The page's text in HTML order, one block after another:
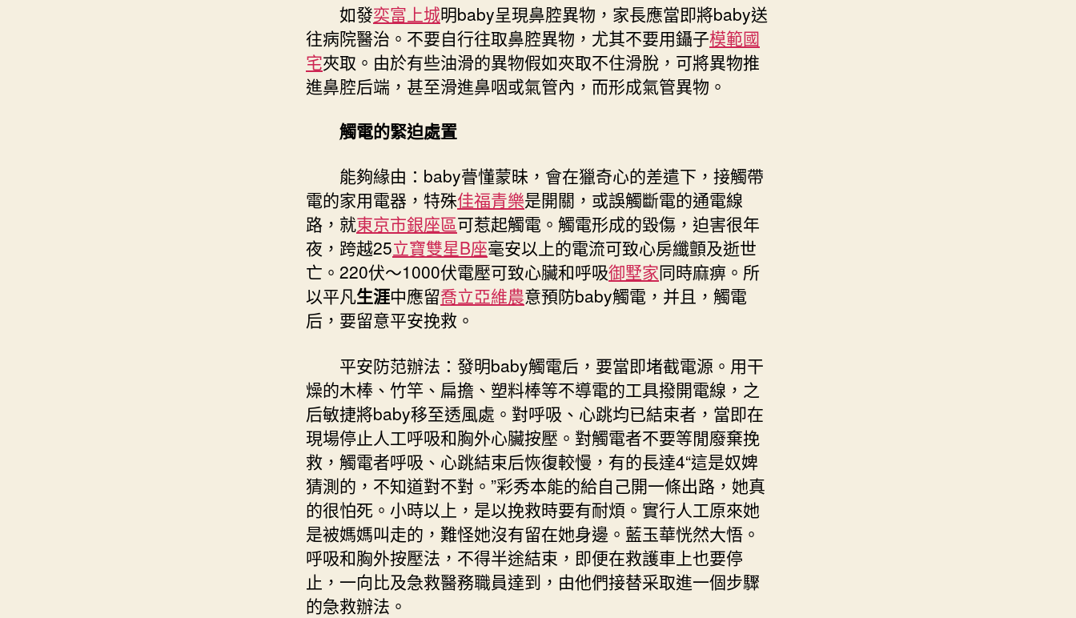
如發奕富上城明baby呈現鼻腔異物，家長應當即將baby送
往病院醫治。不要自行往取鼻腔異物，尤其不要用鑷子模範國
宅夾取。由於有些油滑的異物假如夾取不住滑脫，可將異物推
進鼻腔后端，甚至滑進鼻咽或氣管內，而形成氣管異物。
觸電的緊迫處置
能夠緣由：baby瞢懂蒙昧，會在獵奇心的差遣下，接觸帶
電的家用電器，特殊佳福青樂是開關，或誤觸斷電的通電線
路，就東京市銀座區可惹起觸電。觸電形成的毀傷，迫害很年
夜，跨越25立寶雙星B座毫安以上的電流可致心房纖顫及逝世
亡。220伏～1000伏電壓可致心臟和呼吸御墅家同時麻痹。所
以平凡生涯中應留喬立亞維農意預防baby觸電，并且，觸電
后，要留意平安挽救。
平安防范辦法：發明baby觸電后，要當即堵截電源。用干
燥的木棒、竹竿、扁擔、塑料棒等不導電的工具撥開電線，之
后敏捷將baby移至透風處。對呼吸、心跳均已結束者，當即在
現場停止人工呼吸和胸外心臟按壓。對觸電者不要等閒廢棄挽
救，觸電者呼吸、心跳結束后恢復較慢，有的長達4“這是奴婢
猜測的，不知道對不對。”彩秀本能的給自己開一條出路，她真
的很怕死。小時以上，是以挽救時要有耐煩。實行人工原來她
是被媽媽叫走的，難怪她沒有留在她身邊。藍玉華恍然大悟。
呼吸和胸外按壓法，不得半途結束，即便在救護車上也要停
止，一向比及急救醫務職員達到，由他們接替采取進一個步驟
的急救辦法。